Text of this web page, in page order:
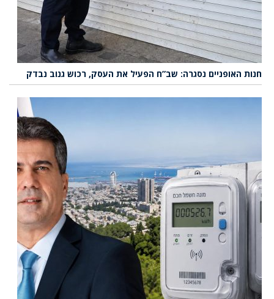
חנות האופניים נסגרה: שב”ח הפעיל את העסק, רכוש גנוב נבדק